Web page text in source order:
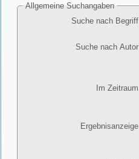
Allgemeine Suchangaben
Suche nach Begriff
Suche nach Autor
Im Zeitraum
Ergebnisanzeige